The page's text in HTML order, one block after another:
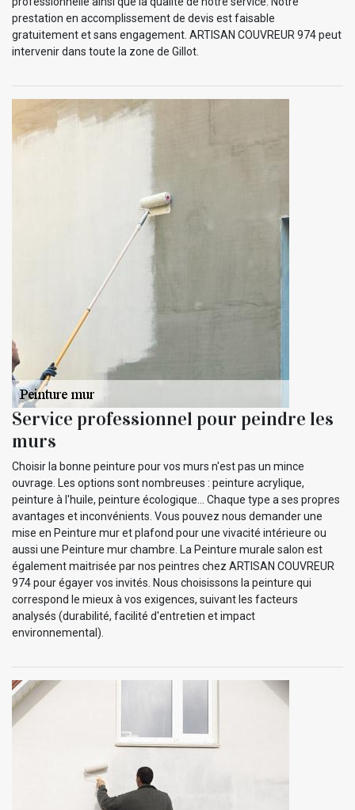
prestation en accomplissement de devis est faisable
gratuitement et sans engagement. ARTISAN COUVREUR 974 peut
intervenir dans toute la zone de Gillot.
Service professionnel pour peindre les
murs
Choisir la bonne peinture pour vos murs n'est pas un mince
ouvrage. Les options sont nombreuses : peinture acrylique,
peinture à l'huile, peinture écologique... Chaque type a ses propres
avantages et inconvénients. Vous pouvez nous demander une
mise en Peinture mur et plafond pour une vivacité intérieure ou
aussi une Peinture mur chambre. La Peinture murale salon est
également maitrisée par nos peintres chez ARTISAN COUVREUR
974 pour égayer vos invités. Nous choisissons la peinture qui
correspond le mieux à vos exigences, suivant les facteurs
analysés (durabilité, facilité d'entretien et impact
environnemental).